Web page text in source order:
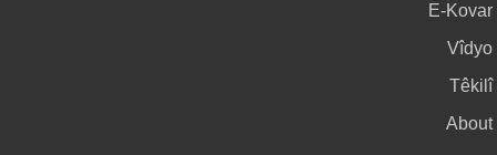
E-Kovar
Vîdyo
Têkilî
About